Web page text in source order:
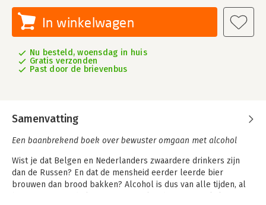
In winkelwagen
Nu besteld, woensdag in huis
Gratis verzonden
Past door de brievenbus
Samenvatting
Een baanbrekend boek over bewuster omgaan met alcohol
Wist je dat Belgen en Nederlanders zwaardere drinkers zijn
dan de Russen? En dat de mensheid eerder leerde bier
brouwen dan brood bakken? Alcohol is dus van alle tijden, al